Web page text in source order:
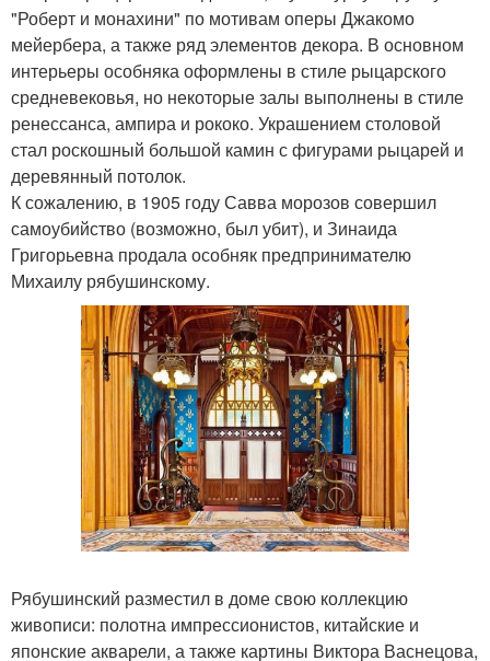
"Роберт и монахини" по мотивам оперы Джакомо
мейербера, а также ряд элементов декора. В основном
интерьеры особняка оформлены в стиле рыцарского
средневековья, но некоторые залы выполнены в стиле
ренессанса, ампира и рококо. Украшением столовой
стал роскошный большой камин с фигурами рыцарей и
деревянный потолок.
К сожалению, в 1905 году Савва морозов совершил
самоубийство (возможно, был убит), и Зинаида
Григорьевна продала особняк предпринимателю
Михаилу рябушинскому.
Рябушинский разместил в доме свою коллекцию
живописи: полотна импрессионистов, китайские и
японские акварели, а также картины Виктора Васнецова,